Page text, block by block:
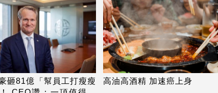
砸81億「幫員工打瘦瘦
高油高酒精 加速癌上身